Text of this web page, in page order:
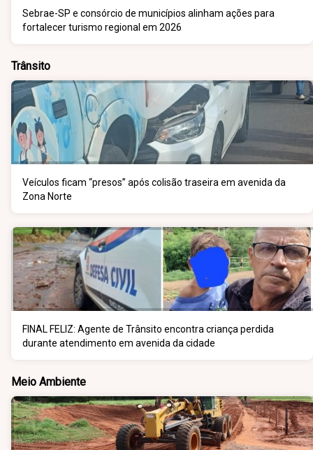
Sebrae-SP e consórcio de municípios alinham ações para
fortalecer turismo regional em 2026
Trânsito
Veículos ficam “presos” após colisão traseira em avenida da
Zona Norte
FINAL FELIZ: Agente de Trânsito encontra criança perdida
durante atendimento em avenida da cidade
Meio Ambiente